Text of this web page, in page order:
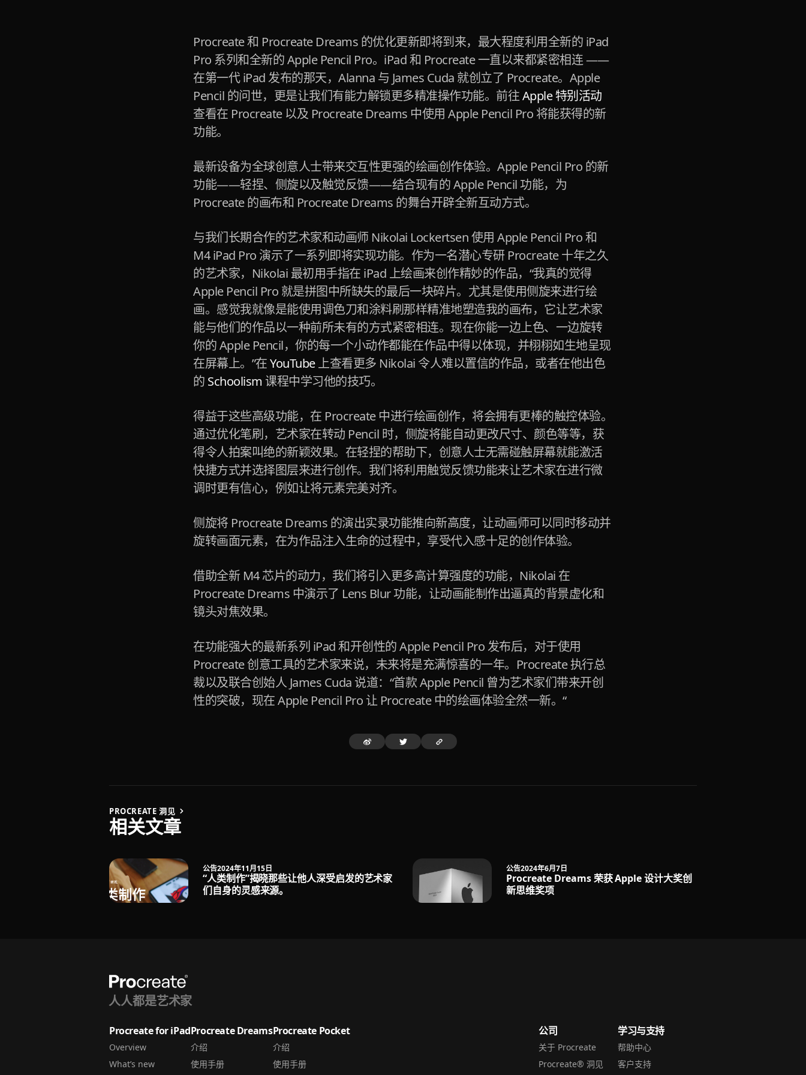
Procreate 和 Procreate Dreams 的优化更新即将到来，最大程度利用全新的 iPad
Pro 系列和全新的 Apple Pencil Pro。iPad 和 Procreate 一直以来都紧密相连 ——
在第一代 iPad 发布的那天，Alanna 与 James Cuda 就创立了 Procreate。Apple
Pencil 的问世，更是让我们有能力解锁更多精准操作功能。前往Apple 特别活动
查看在 Procreate 以及 Procreate Dreams 中使用 Apple Pencil Pro 将能获得的新
功能。
最新设备为全球创意人士带来交互性更强的绘画创作体验。Apple Pencil Pro 的新
功能——轻捏、侧旋以及触觉反馈——结合现有的 Apple Pencil 功能，为
Procreate 的画布和 Procreate Dreams 的舞台开辟全新互动方式。
与我们长期合作的艺术家和动画师 Nikolai Lockertsen 使用 Apple Pencil Pro 和
M4 iPad Pro 演示了一系列即将实现功能。作为一名潜心专研 Procreate 十年之久
的艺术家，Nikolai 最初用手指在 iPad 上绘画来创作精妙的作品，“我真的觉得
Apple Pencil Pro 就是拼图中所缺失的最后一块碎片。尤其是使用侧旋来进行绘
画。感觉我就像是能使用调色刀和涂料刷那样精准地塑造我的画布，它让艺术家
能与他们的作品以一种前所未有的方式紧密相连。现在你能一边上色、一边旋转
你的 Apple Pencil，你的每一个小动作都能在作品中得以体现，并栩栩如生地呈现
在屏幕上。”在YouTube上查看更多 Nikolai 令人难以置信的作品，或者在他出色
的 Schoolism 课程中学习他的技巧。
得益于这些高级功能，在 Procreate 中进行绘画创作，将会拥有更棒的触控体验。
通过优化笔刷，艺术家在转动 Pencil 时，侧旋将能自动更改尺寸、颜色等等，获
得令人拍案叫绝的新颖效果。在轻捏的帮助下，创意人士无需碰触屏幕就能激活
快捷方式并选择图层来进行创作。我们将利用触觉反馈功能来让艺术家在进行微
调时更有信心，例如让将元素完美对齐。
侧旋将 Procreate Dreams 的演出实录功能推向新高度，让动画师可以同时移动并
旋转画面元素，在为作品注入生命的过程中，享受代入感十足的创作体验。
借助全新 M4 芯片的动力，我们将引入更多高计算强度的功能，Nikolai 在
Procreate Dreams 中演示了 Lens Blur 功能，让动画能制作出逼真的背景虚化和
镜头对焦效果。
在功能强大的最新系列 iPad 和开创性的 Apple Pencil Pro 发布后，对于使用
Procreate 创意工具的艺术家来说，未来将是充满惊喜的一年。Procreate 执行总
裁以及联合创始人 James Cuda 说道：“首款 Apple Pencil 曾为艺术家们带来开创
性的突破，现在 Apple Pencil Pro 让 Procreate 中的绘画体验全然一新。“
PROCREATE 洞见
相关文章
公告2024年11月15日
“人类制作”揭晓那些让他人深受启发的艺术家
们自身的灵感来源。
公告2024年6月7日
Procreate Dreams 荣获 Apple 设计大奖创
新思维奖项
人人都是艺术家
Procreate for iPad
Overview
What’s new
Procreate Dreams
介绍
使用手册
Procreate Pocket
介绍
使用手册
公司
关于 Procreate
Procreate® 洞见
学习与支持
帮助中心
客户支持